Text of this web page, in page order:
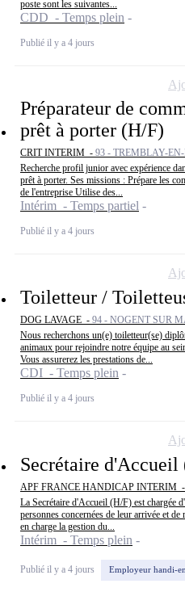
poste sont les suivantes...
CDD - Temps plein
Publié il y a 4 jours
Préparateur de
prêt à porter (H/F)
CRIT INTERIM - 93 - TREMBLAY-
Recherche profil junior avec expérience
prêt à porter. Ses missions : Prépare les
de l'entreprise Utilise des...
Intérim - Temps partiel
Publié il y a 4 jours
Toiletteur /
DOG LAVAGE - 94 - NOGENT SUR
Nous recherchons un(e) toiletteur(se)
animaux pour rejoindre notre équipe au
Vous assurerez les prestations de...
CDI - Temps plein
Publié il y a 4 jours
Secrétaire d'Accueil
APF FRANCE HANDICAP INTERIM -
La Secrétaire d'Accueil (H/F) est chargée
personnes concernées de leur arrivée et
en charge la gestion du...
Intérim - Temps plein
Publié il y a 4 jours Employeur handi-